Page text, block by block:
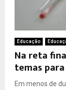
Educação
Na reta
temas
Em menos de